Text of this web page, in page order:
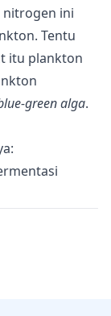
nitrogen ini
Tentu
itu plankton
green alga.